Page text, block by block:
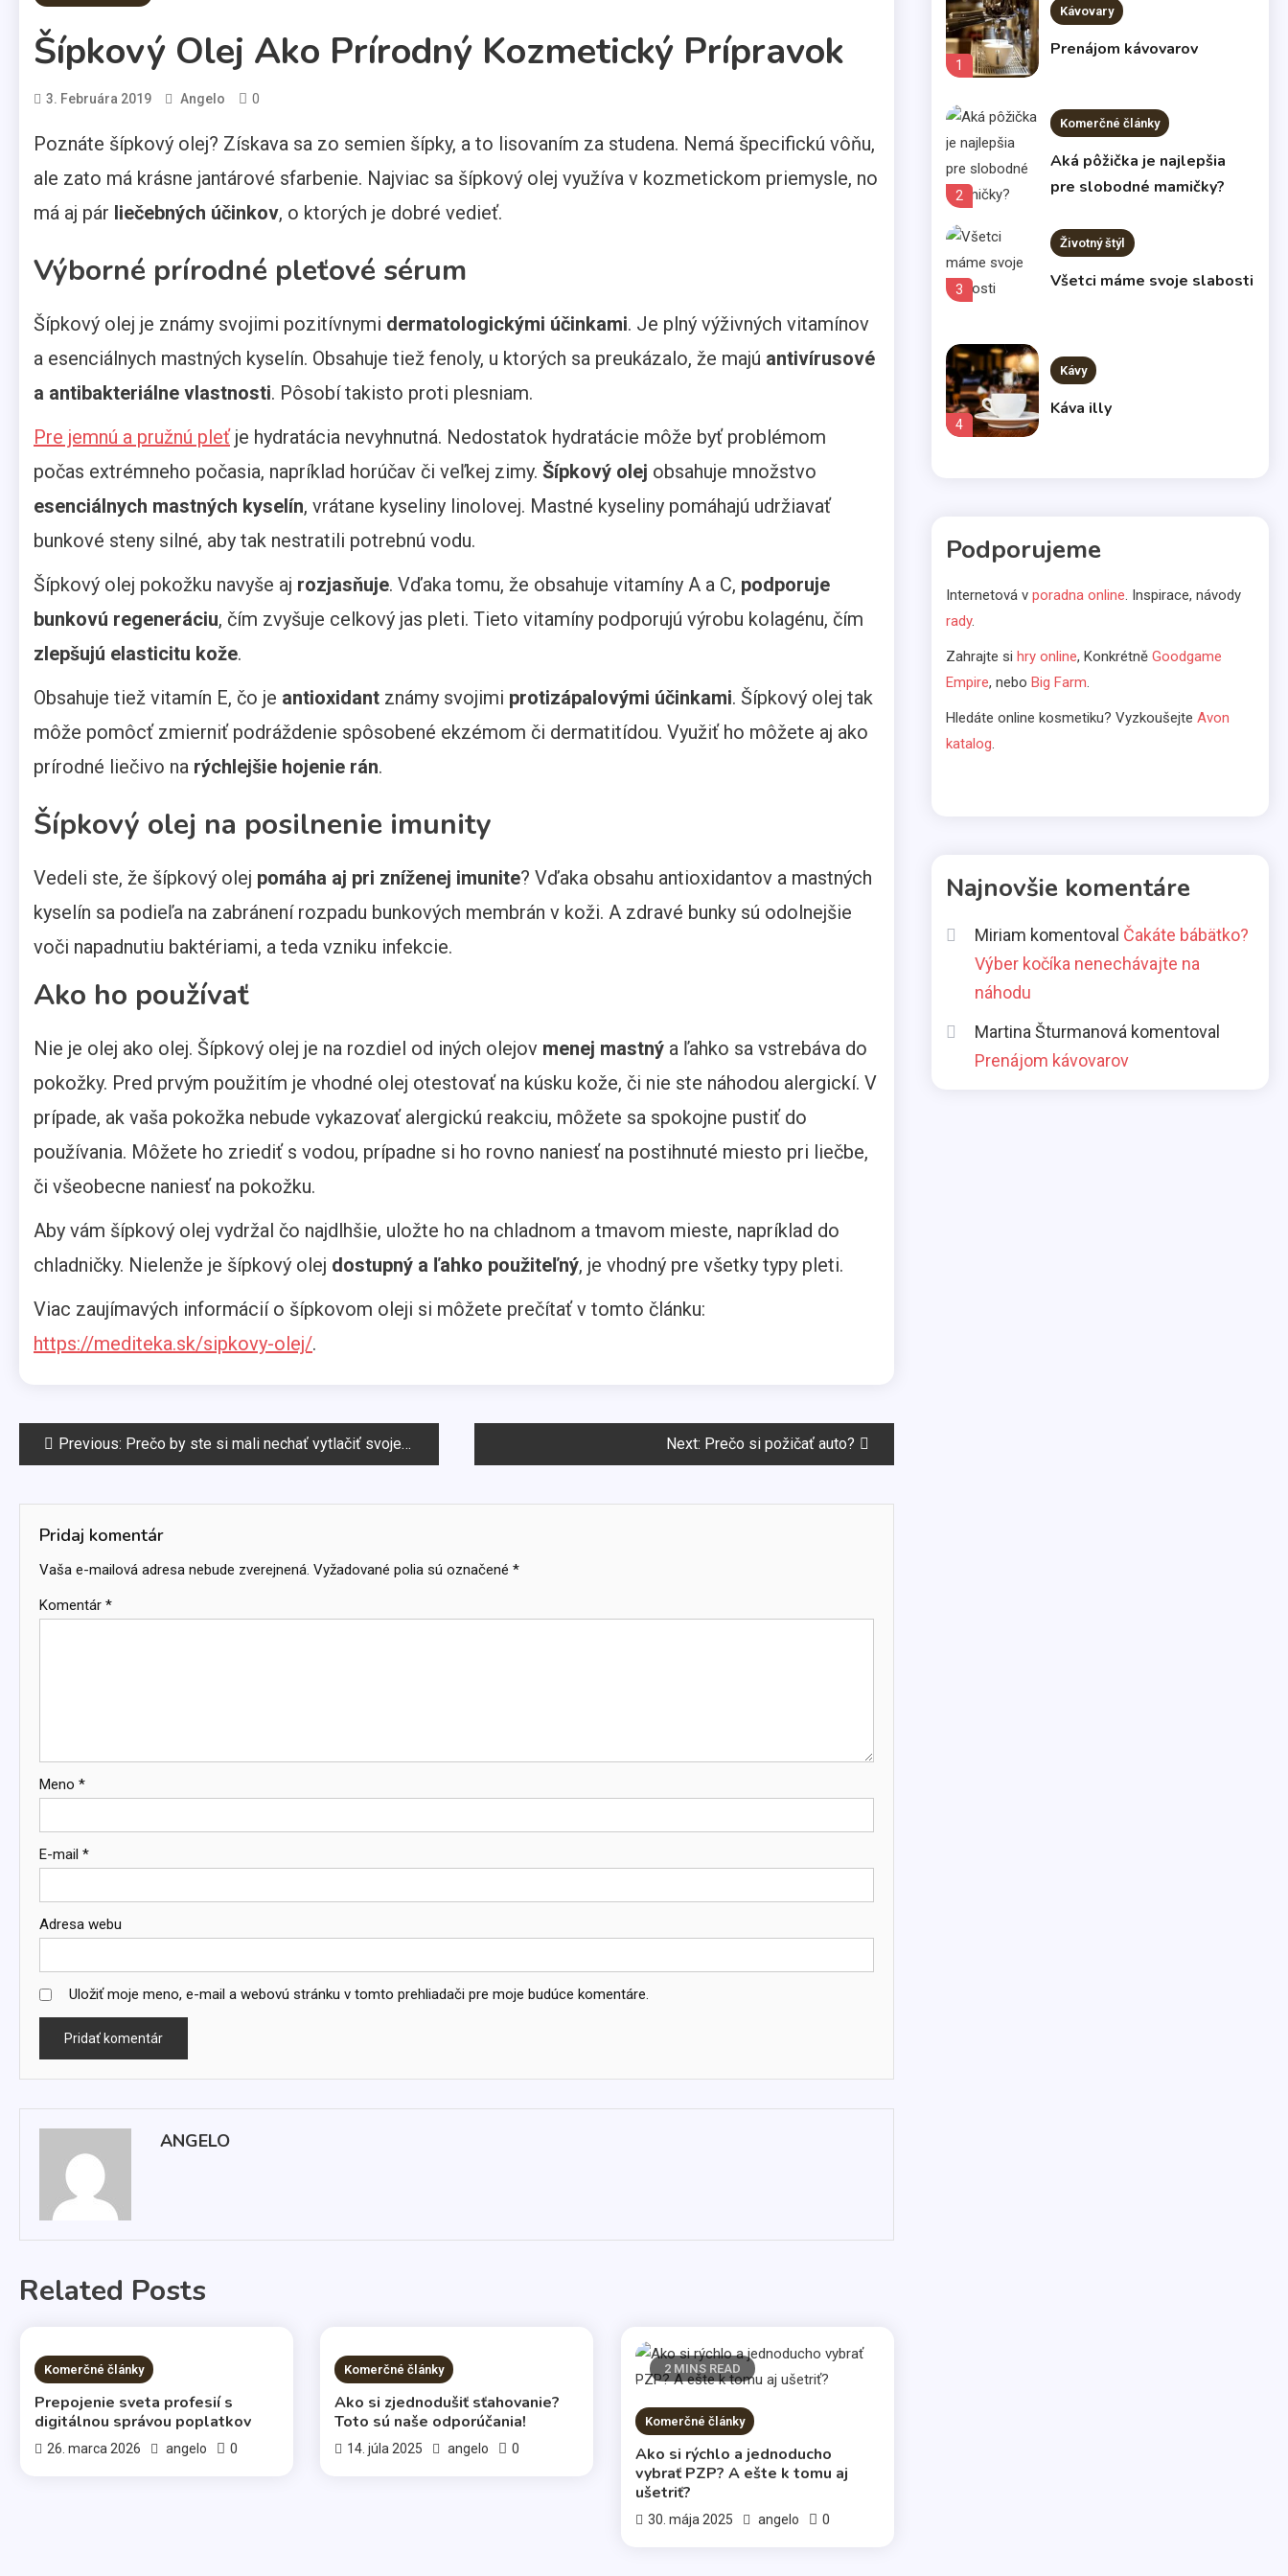
Šípkový Olej Ako Prírodný Kozmetický Prípravok
3. Februára 2019 Angelo 0
Poznáte šípkový olej? Získava sa zo semien šípky, a to lisovaním za studena. Nemá špecifickú vôňu,
ale zato má krásne jantárové sfarbenie. Najviac sa šípkový olej využíva v kozmetickom priemysle, no
má aj pár liečebných účinkov, o ktorých je dobré vedieť.
Výborné prírodné pleťové sérum
Šípkový olej je známy svojimi pozitívnymi dermatologickými účinkami. Je plný výživných vitamínov
a esenciálnych mastných kyselín. Obsahuje tiež fenoly, u ktorých sa preukázalo, že majú antivírusové
a antibakteriálne vlastnosti. Pôsobí takisto proti plesniam.
Pre jemnú a pružnú pleťje hydratácia nevyhnutná. Nedostatok hydratácie môže byť problémom
počas extrémneho počasia, napríklad horúčav či veľkej zimy. Šípkový olej obsahuje množstvo
esenciálnych mastných kyselín, vrátane kyseliny linolovej. Mastné kyseliny pomáhajú udržiavať
bunkové steny silné, aby tak nestratili potrebnú vodu.
Šípkový olej pokožku navyše aj rozjasňuje. Vďaka tomu, že obsahuje vitamíny A a C, podporuje
bunkovú regeneráciu, čím zvyšuje celkový jas pleti. Tieto vitamíny podporujú výrobu kolagénu, čím
zlepšujú elasticitu kože.
Obsahuje tiež vitamín E, čo je antioxidant známy svojimi protizápalovými účinkami. Šípkový olej tak
môže pomôcť zmierniť podráždenie spôsobené ekzémom či dermatitídou. Využiť ho môžete aj ako
prírodné liečivo na rýchlejšie hojenie rán.
Šípkový olej na posilnenie imunity
Vedeli ste, že šípkový olej pomáha aj pri zníženej imunite? Vďaka obsahu antioxidantov a mastných
kyselín sa podieľa na zabránení rozpadu bunkových membrán v koži. A zdravé bunky sú odolnejšie
voči napadnutiu baktériami, a teda vzniku infekcie.
Ako ho používať
Nie je olej ako olej. Šípkový olej je na rozdiel od iných olejov menej mastný a ľahko sa vstrebáva do
pokožky. Pred prvým použitím je vhodné olej otestovať na kúsku kože, či nie ste náhodou alergickí. V
prípade, ak vaša pokožka nebude vykazovať alergickú reakciu, môžete sa spokojne pustiť do
používania. Môžete ho zriediť s vodou, prípadne si ho rovno naniesť na postihnuté miesto pri liečbe,
či všeobecne naniesť na pokožku.
Aby vám šípkový olej vydržal čo najdlhšie, uložte ho na chladnom a tmavom mieste, napríklad do
chladničky. Nielenže je šípkový olej dostupný a ľahko použiteľný, je vhodný pre všetky typy pleti.
Viac zaujímavých informácií o šípkovom oleji si môžete prečítať v tomto článku:
https://mediteka.sk/sipkovy-olej/.
Navigácia
článku
Previous: Prečo by ste si mali nechať vytlačiť svoje fotografie? Next: Prečo si požičať auto?
Pridaj komentár
Vaša e-mailová adresa nebude zverejnená. Vyžadované polia sú označené *
Komentár *
Meno *
E-mail *
Adresa webu
Uložiť moje meno, e-mail a webovú stránku v tomto prehliadači pre moje budúce komentáre.
ANGELO
Related Posts
3 MINS READ
Komerčné články
Prepojenie sveta profesií s
digitálnou správou poplatkov
26. marca 2026 angelo 0
2 MINS READ
Komerčné články
Ako si zjednodušiť sťahovanie?
Toto sú naše odporúčania!
14. júla 2025 angelo 0
2 MINS READ
Komerčné články
Ako si rýchlo a jednoducho
vybrať PZP? A ešte k tomu aj
ušetriť?
30. mája 2025 angelo 0
1
Kávovary
Prenájom kávovarov
2
Komerčné články
Aká pôžička je najlepšia
pre slobodné mamičky?
3
Životný štýl
Všetci máme svoje slabosti
4
Kávy
Káva illy
6
Bábätká
kočíka nenechávajte na
náhodu
Aká pôžička je najlepšia
Životný štýl
Podporujeme
Internetová v poradna online. Inspirace, návody
rady.
Zahrajte si hry online, Konkrétně Goodgame
Empire, nebo Big Farm.
Hledáte online kosmetiku? Vyzkoušejte Avon
katalog.
Najnovšie komentáre
Miriam komentoval Čakáte bábätko?
Výber kočíka nenechávajte na
náhodu
Martina Šturmanová komentoval
Prenájom kávovarov